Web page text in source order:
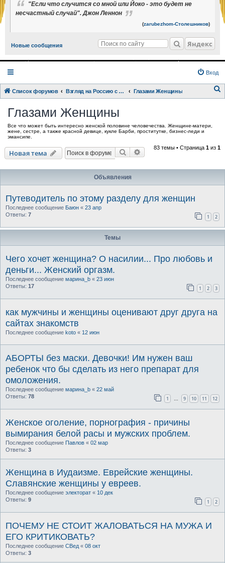
"Если что случится со мной или Йоко - это будет не
несчастный случай". Джон Леннон
(zarubezhom-Столешников)
Новые сообщения Яндекс
Вход
Список форумов Взгляд на Россию с разных точек зрения. Глазами Женщины
Глазами Женщины
Все что может быть интересно женской половине человечества. Женщине-матери,
жене, сестре, а также красной девице, кукле Барби, проститутке, бизнес-леди и
эмансипе.
Новая тема Поиск Расширенный поиск
83 темы • Страница 1 из 1
Объявления
Путеводитель по этому разделу для женщин
Последнее сообщение Баюн « 23 апр
Ответы: 7 1 2
Темы
Чего хочет женщина? О насилии... Про любовь и
деньги... Женский оргазм.
Последнее сообщение марина_b « 23 июн
Ответы: 17 1 2 3
как мужчины и женщины оценивают друг друга на
сайтах знакомств
Последнее сообщение koto « 12 июн
АБОРТЫ без маски. Девочки! Им нужен ваш
ребенок что бы сделать из него препарат для
омоложения.
Последнее сообщение марина_b « 22 май
Ответы: 78 1 9 10 11 12
Женское оголение, порнография - причины
вымирания белой расы и мужских проблем.
Последнее сообщение Павлов « 02 мар
Ответы: 3
Женщина в Иудаизме. Еврейские женщины.
Славянские женщины у евреев.
Последнее сообщение электорат « 10 дек
Ответы: 9 1 2
ПОЧЕМУ НЕ СТОИТ ЖАЛОВАТЬСЯ НА МУЖА И
ЕГО КРИТИКОВАТЬ?
Последнее сообщение СВед « 08 окт
Ответы: 3